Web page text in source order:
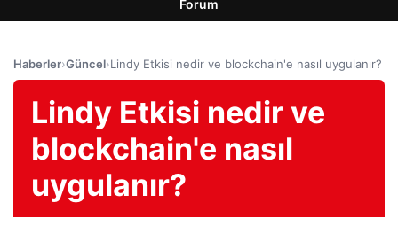
Forum
Haberler›Güncel›Lindy Etkisi nedir ve blockchain'e nasıl uygulanır?
Lindy Etkisi nedir ve
blockchain'e nasıl
uygulanır?